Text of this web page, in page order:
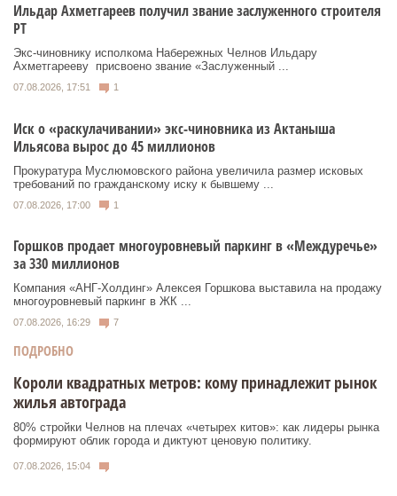
Ильдар Ахметгареев получил звание заслуженного строителя
РТ
Экс‑чиновнику исполкома Набережных Челнов Ильдару
Ахметгарееву присвоено звание «Заслуженный ...
07.08.2026, 17:51 1
Иск о «раскулачивании» экс-чиновника из Актаныша
Ильясова вырос до 45 миллионов
Прокуратура Муслюмовского района увеличила размер исковых
требований по гражданскому иску к бывшему ...
07.08.2026, 17:00 1
Горшков продает многоуровневый паркинг в «Междуречье»
за 330 миллионов
Компания «АНГ-Холдинг» Алексея Горшкова выставила на продажу
многоуровневый паркинг в ЖК ...
07.08.2026, 16:29 7
ПОДРОБНО
Короли квадратных метров: кому принадлежит рынок
жилья автограда
80% стройки Челнов на плечах «четырех китов»: как лидеры рынка
формируют облик города и диктуют ценовую политику.
07.08.2026, 15:04